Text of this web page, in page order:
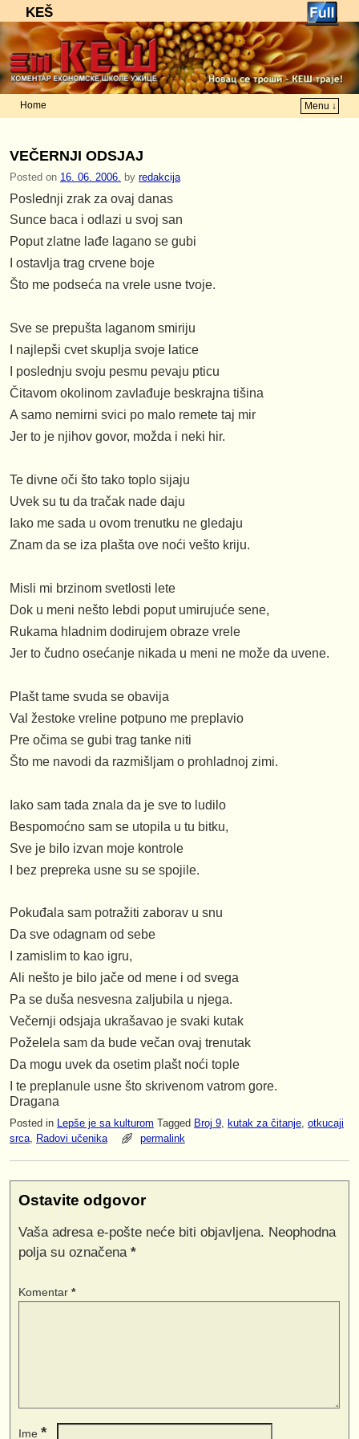
KEŠ
Home
Menu ↓
VEČERNJI ODSJAJ
Posted on 16. 06. 2006. by redakcija
Poslednji zrak za ovaj danas
Sunce baca i odlazi u svoj san
Poput zlatne lađe lagano se gubi
I ostavlja trag crvene boje
Što me podseća na vrele usne tvoje.
Sve se prepušta laganom smiriju
I najlepši cvet skuplja svoje latice
I poslednju svoju pesmu pevaju pticu
Čitavom okolinom zavlađuje beskrajna tišina
A samo nemirni svici po malo remete taj mir
Jer to je njihov govor, možda i neki hir.
Te divne oči što tako toplo sijaju
Uvek su tu da tračak nade daju
Iako me sada u ovom trenutku ne gledaju
Znam da se iza plašta ove noći vešto kriju.
Misli mi brzinom svetlosti lete
Dok u meni nešto lebdi poput umirujuće sene,
Rukama hladnim dodirujem obraze vrele
Jer to čudno osećanje nikada u meni ne može da uvene.
Plašt tame svuda se obavija
Val žestoke vreline potpuno me preplavio
Pre očima se gubi trag tanke niti
Što me navodi da razmišljam o prohladnoj zimi.
Iako sam tada znala da je sve to ludilo
Bespomoćno sam se utopila u tu bitku,
Sve je bilo izvan moje kontrole
I bez prepreka usne su se spojile.
Pokuđala sam potražiti zaborav u snu
Da sve odagnam od sebe
I zamislim to kao igru,
Ali nešto je bilo jače od mene i od svega
Pa se duša nesvesna zaljubila u njega.
Večernji odsjaja ukrašavao je svaki kutak
Poželela sam da bude večan ovaj trenutak
Da mogu uvek da osetim plašt noći tople
I te preplanule usne što skrivenom vatrom gore.
Dragana
Posted in Lepše je sa kulturom Tagged Broj 9, kutak za čitanje, otkucaji
srca, Radovi učenika permalink
Ostavite odgovor
Vaša adresa e-pošte neće biti objavljena. Neophodna
polja su označena *
Komentar *
Ime *